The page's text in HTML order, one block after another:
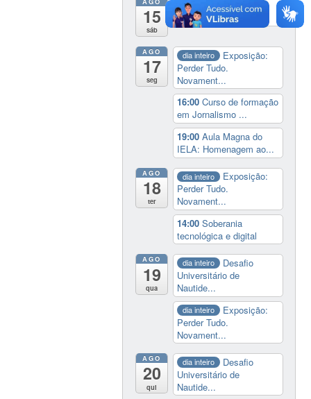
15
sáb
19:00
Cine paredão:
programação de rec...
AGO
17
seg
dia inteiro
Exposição:
Perder Tudo.
Novament...
16:00Curso de formação
em Jornalismo ...
19:00Aula Magna do
IELA: Homenagem ao...
AGO
18
ter
dia inteiro
Exposição:
Perder Tudo.
Novament...
14:00Soberania
tecnológica e digital
AGO
19
qua
dia inteiro
Desafio
Universitário de
Nautide...
dia inteiro
Exposição:
Perder Tudo.
Novament...
AGO
20
qui
dia inteiro
Desafio
Universitário de
Nautide...